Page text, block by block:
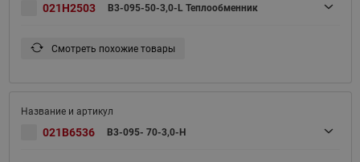
021H2503 B3-095-50-3,0-L Теплообменник
Смотреть похожие товары
021B6536 B3-095- 70-3,0-H